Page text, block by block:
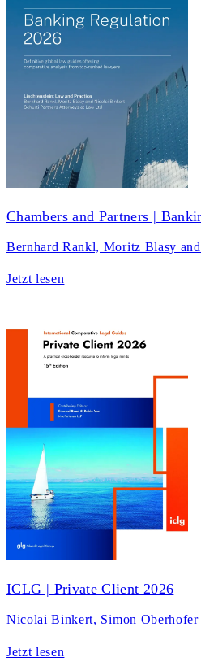
Chambers and Partners |
Bernhard Rankl, Moritz Blasy
Jetzt lesen
ICLG | Private Client 2026
Nicolai Binkert, Simon
Jetzt lesen